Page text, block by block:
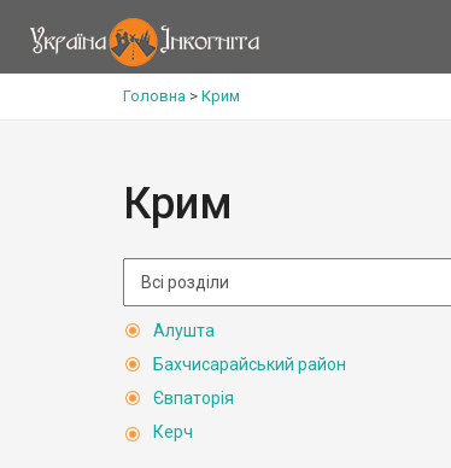
Головна > Крим
Крим
Алушта
Бахчисарайський район
Євпаторія
Керч